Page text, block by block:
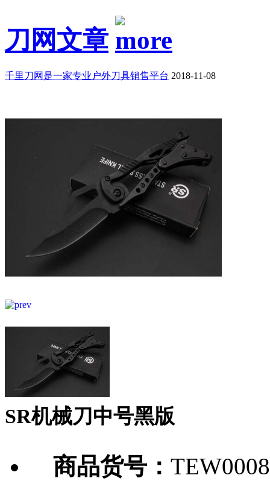
刀网文章
千里刀网是一家专业户外刀具销售平台 2018-11-08
SR机械刀中号黑版
商品货号：